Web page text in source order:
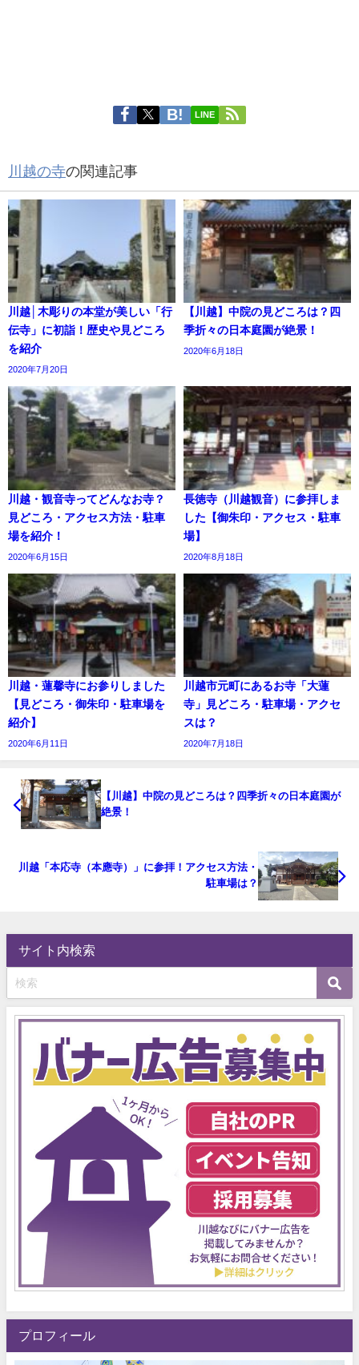
LINE
川越の寺の関連記事
川越│木彫りの本堂が美しい「行
伝寺」に初詣！歴史や見どころ
を紹介
2020年7月20日
【川越】中院の見どころは？四
季折々の日本庭園が絶景！
2020年6月18日
川越・観音寺ってどんなお寺？
見どころ・アクセス方法・駐車
場を紹介！
2020年6月15日
長徳寺（川越観音）に参拝しま
した【御朱印・アクセス・駐車
場】
2020年8月18日
川越・蓮馨寺にお参りしました
【見どころ・御朱印・駐車場を
紹介】
2020年6月11日
川越市元町にあるお寺「大蓮
寺」見どころ・駐車場・アクセ
スは？
2020年7月18日
【川越】中院の見どころは？四季折々の日本庭園が
絶景！
川越「本応寺（本應寺）」に参拝！アクセス方法・
駐車場は？
サイト内検索
プロフィール